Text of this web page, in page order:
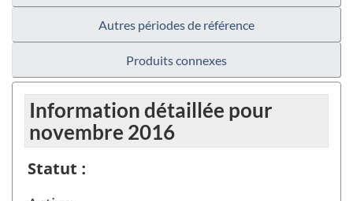
Autres périodes de référence
Produits connexes
Information détaillée pour
novembre 2016
Statut :